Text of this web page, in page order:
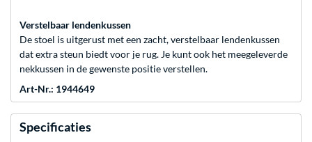
Verstelbaar lendenkussen
De stoel is uitgerust met een zacht, verstelbaar lendenkussen
dat extra steun biedt voor je rug. Je kunt ook het meegeleverde
nekkussen in de gewenste positie verstellen.
Art-Nr.: 1944649
Specificaties